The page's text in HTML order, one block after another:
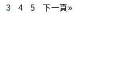
3 4 5 下一頁»